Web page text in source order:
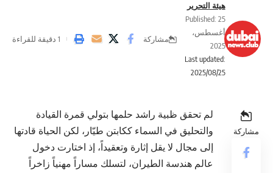
Last updated:
2025/08/25
هيئة التحرير
Published: 25
أغسطس،
2025
مشاركة 1 دقيقة للقراءة
مشاركة
لم تحقق ظبية راشد حلمها بتولي قمرة القيادة
والتحليق في السماء ككابتن طيّار، لكن الحياة قادتها
إلى مجال لا يقل إثارة وتعقيداً، إذ اختارت دخول
عالم هندسة الطيران، لتسلك مساراً مهنياً زاخراً